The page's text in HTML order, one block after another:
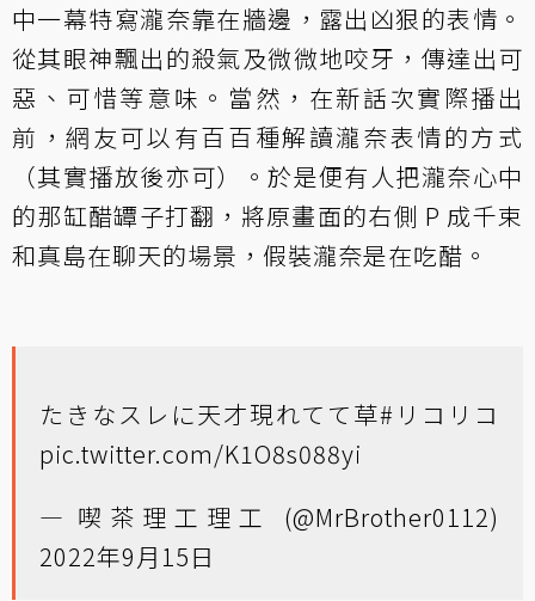
中一幕特寫瀧奈靠在牆邊，露出凶狠的表情。
從其眼神飄出的殺氣及微微地咬牙，傳達出可
惡、可惜等意味。當然，在新話次實際播出
前，網友可以有百百種解讀瀧奈表情的方式
（其實播放後亦可）。於是便有人把瀧奈心中
的那缸醋罈子打翻，將原畫面的右側 P 成千束
和真島在聊天的場景，假裝瀧奈是在吃醋。
たきなスレに天才現れてて草#リコリコ
pic.twitter.com/K1O8s088yi
— 喫茶理工理工 (@MrBrother0112)
2022年9月15日